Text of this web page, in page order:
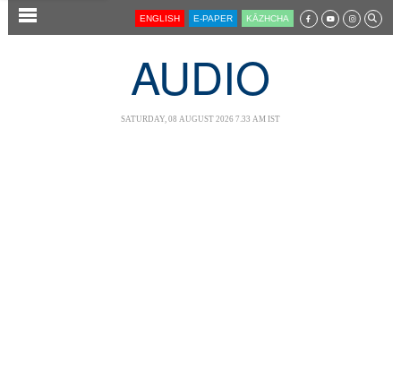
SECTIONS ENGLISH E-PAPER KĀZHCHA
AUDIO
SATURDAY, 08 AUGUST 2026 7.33 AM IST